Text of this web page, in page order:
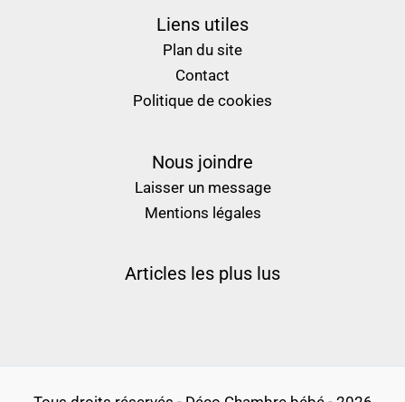
Liens utiles
Plan du site
Contact
Politique de cookies
Nous joindre
Laisser un message
Mentions légales
Articles les plus lus